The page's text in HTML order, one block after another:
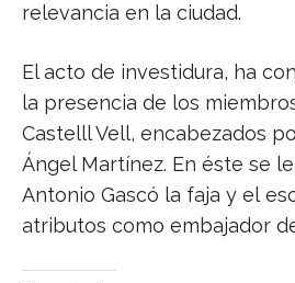
relevancia en la ciudad.
El acto de investidura, ha
la presencia de los
Castelll Vell, encabezados
Ángel Martínez. En éste se
Antonio Gascó la faja y el
atributos como embajador